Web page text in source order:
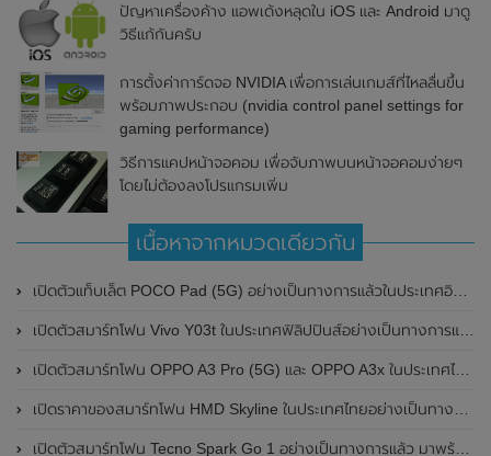
ปัญหาเครื่องค้าง แอพเด้งหลุดใน iOS และ Android มาดู
วิธีแก้กันครับ
การตั้งค่าการ์ดจอ NVIDIA เพื่อการเล่นเกมส์ที่ไหลลื่นขึ้น
พร้อมภาพประกอบ (nvidia control panel settings for
gaming performance)
วิธีการแคปหน้าจอคอม เพื่อจับภาพบนหน้าจอคอมง่ายๆ
โดยไม่ต้องลงโปรแกรมเพิ่ม
เนื้อหาจากหมวดเดียวกัน
เปิดตัวแท็บเล็ต POCO Pad (5G) อย่างเป็นทางการแล้วในประเทศอินเดีย มาพร้อมชิปเซ็ต Snapdragon 7s Gen 2 ของ Qualcomm และรองรับเครือข่าย 5G
เปิดตัวสมาร์ทโฟน Vivo Y03t ในประเทศฟิลิปปินส์อย่างเป็นทางการแล้ว มาพร้อมชิปเซ็ต Unisoc T612 , กล้องหลัง ความละเอียด 13MP , แบตเตอรี่ 5,000mAh และหน้าจอแสดงผล LCD / 90Hz
เปิดตัวสมาร์ทโฟน OPPO A3 Pro (5G) และ OPPO A3x ในประเทศไทยอย่างเป็นทางการแล้ว ในราคาเริ่มต้นเพียง 3,999 บาท
เปิดราคาของสมาร์ทโฟน HMD Skyline ในประเทศไทยอย่างเป็นทางการแล้ว ราคา 14,990 บาท
เปิดตัวสมาร์ทโฟน Tecno Spark Go 1 อย่างเป็นทางการแล้ว มาพร้อมหน้าจอแสดงผล LCD / 120Hz , แบตเตอรี่ 5,000mAh และใช้ชิปเซ็ต Unisoc